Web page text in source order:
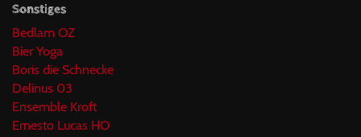
Sonstiges
Bedlam OZ
Bier Yoga
Boris die Schnecke
Delinus 03
Ensemble Kroft
Ernesto Lucas HO